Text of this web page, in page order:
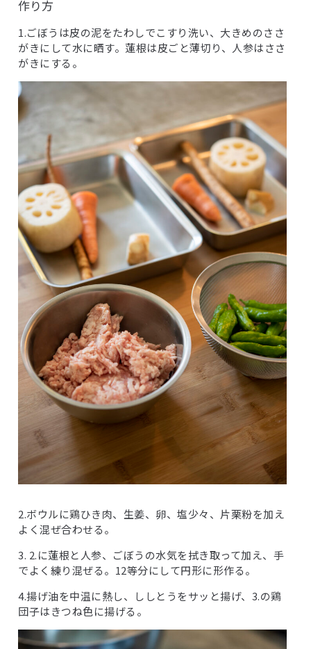
作り方
1.ごぼうは皮の泥をたわしでこすり洗い、大きめのささ
がきにして水に晒す。蓮根は皮ごと薄切り、人参はささ
がきにする。
2.ボウルに鶏ひき肉、生姜、卵、塩少々、片栗粉を加え
よく混ぜ合わせる。
3. 2.に蓮根と人参、ごぼうの水気を拭き取って加え、手
でよく練り混ぜる。12等分にして円形に形作る。
4.揚げ油を中温に熱し、ししとうをサッと揚げ、3.の鶏
団子はきつね色に揚げる。